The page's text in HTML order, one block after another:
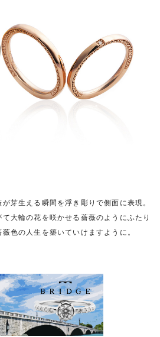
芽生える瞬間を浮き彫りで側面に表現。
大輪の花を咲かせる薔薇のようにふたり
色の人生を築いていけますように。